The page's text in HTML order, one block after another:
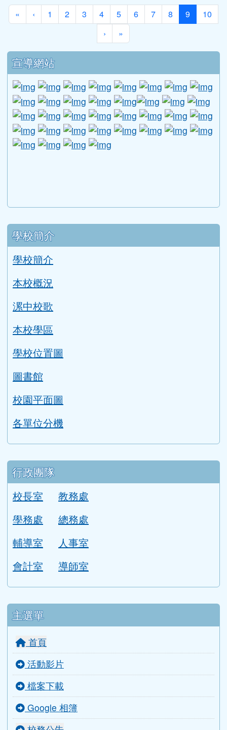
«第一頁
‹上一頁
1 2 3 4 5 6 7 8 9(目前頁次)
10
›下一頁
»最後頁
下中區域內容
宣導網站
link to http://www.guide.edu.tw/
link to http://www.csptc.gov.tw/ \
link to http://enc.moe.edu.tw/ \
link to https://
link to https://
link to https://
link to
link to http://edufund.cyut.edu.tw \
link to http://link to https://www.ptskids.tw/ \
link to http://link to http://
link to http://
link tolink
link to http://1950.tycg.gov.tw/ \
link to http://www.e-quit.org/ \
link to http://www.hpa.gov.tw/
link to http://link to http://goo.gl/
link to http://
link to
link to http://www.2017twccprcescr.tw/
link to http://http://ifi.immigration.gov.tw/
link to https://i.win.org.tw/iWIN/
左邊區域內容
學校簡介
行政團隊
主選單
首頁
活動影片
檔案下載
Google 相簿